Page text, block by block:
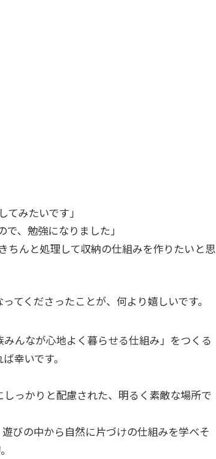
みたいです」
、勉強になりました」
ちんと処理して収納の仕組みを作りたいと思
てくださったことが、何より嬉しいです。
んなが心地よく暮らせる仕組み」をつくる
幸いです。
っかりと配慮された、明るく素敵な場所で
びの中から自然に片づけの仕組みを学べそ